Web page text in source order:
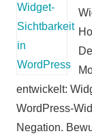
entwickelt:
WordPress-
Negation.